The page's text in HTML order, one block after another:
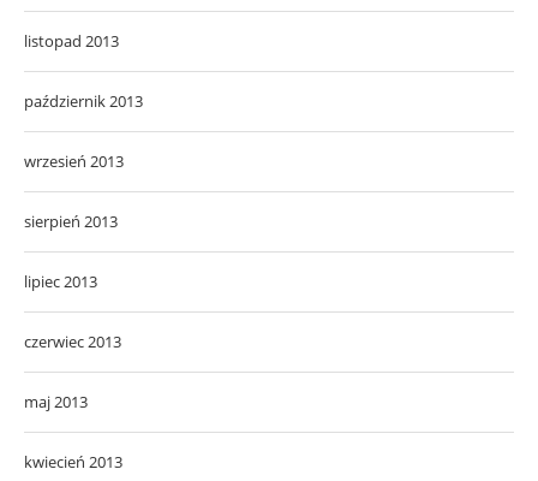
listopad 2013
październik 2013
wrzesień 2013
sierpień 2013
lipiec 2013
czerwiec 2013
maj 2013
kwiecień 2013